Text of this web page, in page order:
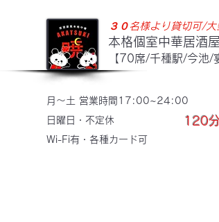
３​０名様より貸切可​/大
本格個室中華居
【70席/千種駅/今池/
月〜土 営業時間17:00~24:00
​日曜日・不定休
​Wi-Fi有・各種カード可
120